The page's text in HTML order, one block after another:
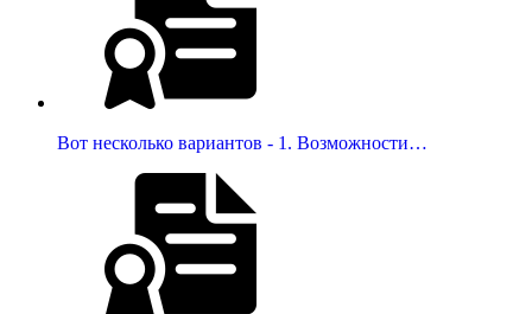
Вот несколько вариантов - 1. Возможности…